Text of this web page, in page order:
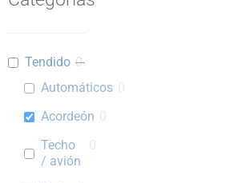
Tendido 0
Automáticos
Acordeón
Techo
/ avión